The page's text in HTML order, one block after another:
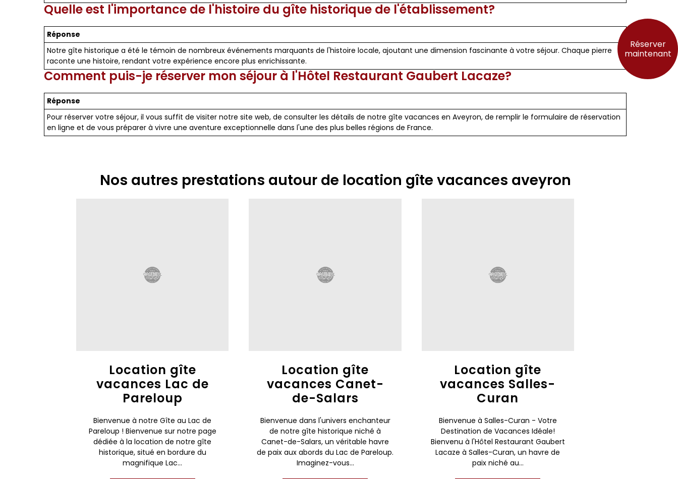
Quelle est l'importance de l'histoire du gîte historique de l'établissement?
Réponse
Notre gîte historique a été le témoin de nombreux événements marquants de l'histoire locale, ajoutant une dimension fascinante à votre séjour. Chaque pierre
raconte une histoire, rendant votre expérience encore plus enrichissante.
Comment puis-je réserver mon séjour à l'Hôtel Restaurant Gaubert Lacaze?
Réponse
Pour réserver votre séjour, il vous suffit de visiter notre site web, de consulter les détails de notre gîte vacances en Aveyron, de remplir le formulaire de réservation
en ligne et de vous préparer à vivre une aventure exceptionnelle dans l'une des plus belles régions de France.
Nos autres prestations autour de location gîte vacances aveyron
Location gîte
vacances Lac de
Pareloup
Bienvenue à notre Gîte au Lac de
Pareloup ! Bienvenue sur notre page
dédiée à la location de notre gîte
historique, situé en bordure du
magnifique Lac...
Location gîte
vacances Canet-
de-Salars
Bienvenue dans l'univers enchanteur
de notre gîte historique niché à
Canet-de-Salars, un véritable havre
de paix aux abords du Lac de Pareloup.
Imaginez-vous...
Location gîte
vacances Salles-
Curan
Bienvenue à Salles-Curan - Votre
Destination de Vacances Idéale!
Bienvenu à l'Hôtel Restaurant Gaubert
Lacaze à Salles-Curan, un havre de
paix niché au...
Réserver
maintenant